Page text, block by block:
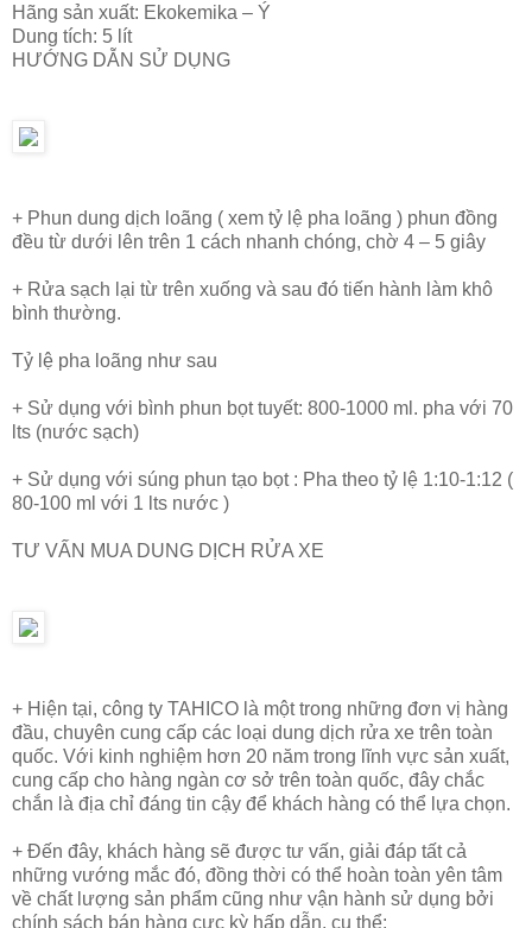
Hãng sản xuất: Ekokemika – Ý
Dung tích: 5 lít
HƯỚNG DẪN SỬ DỤNG
+ Phun dung dịch loãng ( xem tỷ lệ pha loãng ) phun đồng
đều từ dưới lên trên 1 cách nhanh chóng, chờ 4 – 5 giây
+ Rửa sạch lại từ trên xuống và sau đó tiến hành làm khô
bình thường.
Tỷ lệ pha loãng như sau
+ Sử dụng với bình phun bọt tuyết: 800-1000 ml. pha với 70
lts (nước sạch)
+ Sử dụng với súng phun tạo bọt : Pha theo tỷ lệ 1:10-1:12 (
80-100 ml với 1 lts nước )
TƯ VẤN MUA DUNG DỊCH RỬA XE
+ Hiện tại, công ty TAHICO là một trong những đơn vị hàng
đầu, chuyên cung cấp các loại dung dịch rửa xe trên toàn
quốc. Với kinh nghiệm hơn 20 năm trong lĩnh vực sản xuất,
cung cấp cho hàng ngàn cơ sở trên toàn quốc, đây chắc
chắn là địa chỉ đáng tin cậy để khách hàng có thể lựa chọn.
+ Đến đây, khách hàng sẽ được tư vấn, giải đáp tất cả
những vướng mắc đó, đồng thời có thể hoàn toàn yên tâm
về chất lượng sản phẩm cũng như vận hành sử dụng bởi
chính sách bán hàng cực kỳ hấp dẫn, cụ thể: